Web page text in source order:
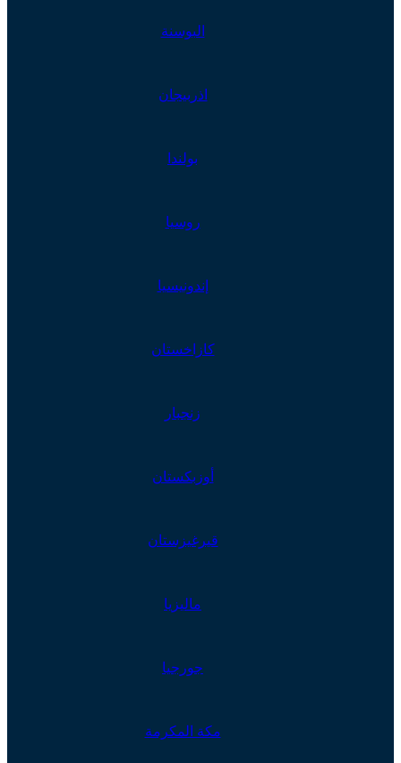
البوسنة
اذربيجان
بولندا
روسيا
إندونيسيا
كازاخستان
زنجبار
أوزبكستان
قيرغيزستان
ماليزيا
جورجيا
مكة المكرمة